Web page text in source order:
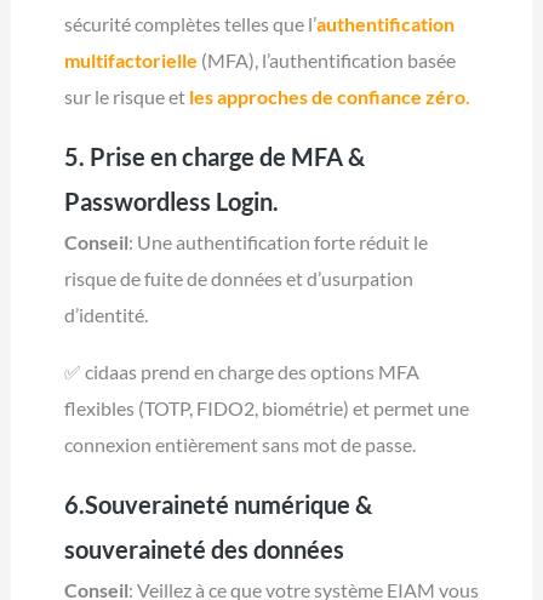
sécurité complètes telles que l’authentification
multifactorielle (MFA), l’authentification basée
sur le risque et les approches de confiance zéro.
5. Prise en charge de MFA &
Passwordless Login.
Conseil: Une authentification forte réduit le
risque de fuite de données et d’usurpation
d’identité.
✅ cidaas prend en charge des options MFA
flexibles (TOTP, FIDO2, biométrie) et permet une
connexion entièrement sans mot de passe.
6.Souveraineté numérique &
souveraineté des données
Conseil: Veillez à ce que votre système EIAM vous